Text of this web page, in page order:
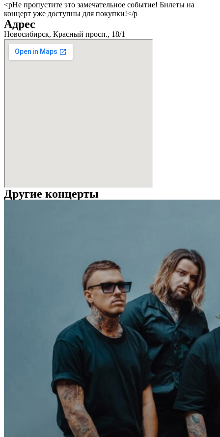
<pНе пропустите это замечательное событие! Билеты на
концерт уже доступны для покупки!</p
Адрес
Новосибирск, Красный просп., 18/1
Другие концерты